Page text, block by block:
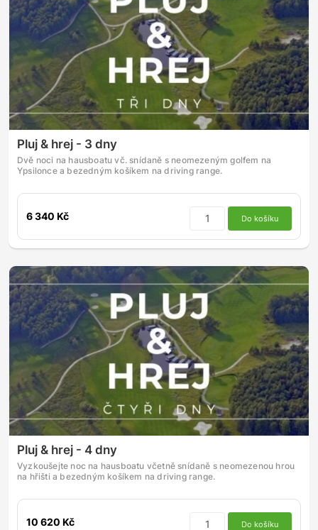
Pluj & hrej - 3 dny
Dvě noci na hausboatu vč. snídaně s neomezeným golfem na
Ypsilonce a bezedným košíkem na driving range.
6 340 Kč Do košíku
Pluj & hrej - 4 dny
Vyzkoušejte noc na hausboatu včetně snídaně s neomezenou hrou
na hřišti a bezedným košíkem na driving range.
10 620 Kč Do košíku